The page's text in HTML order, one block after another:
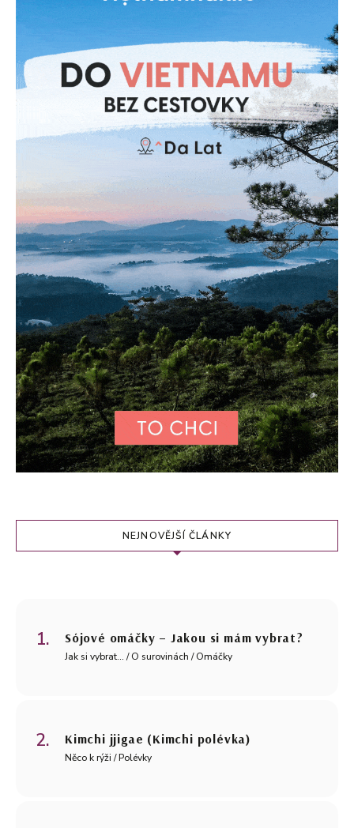
NEJNOVĚJŠÍ ČLÁNKY
Sójové omáčky – Jakou si mám vybrat?
Jak si vybrat... / O surovinách / Omáčky
Kimchi jjigae (Kimchi polévka)
Něco k rýži / Polévky